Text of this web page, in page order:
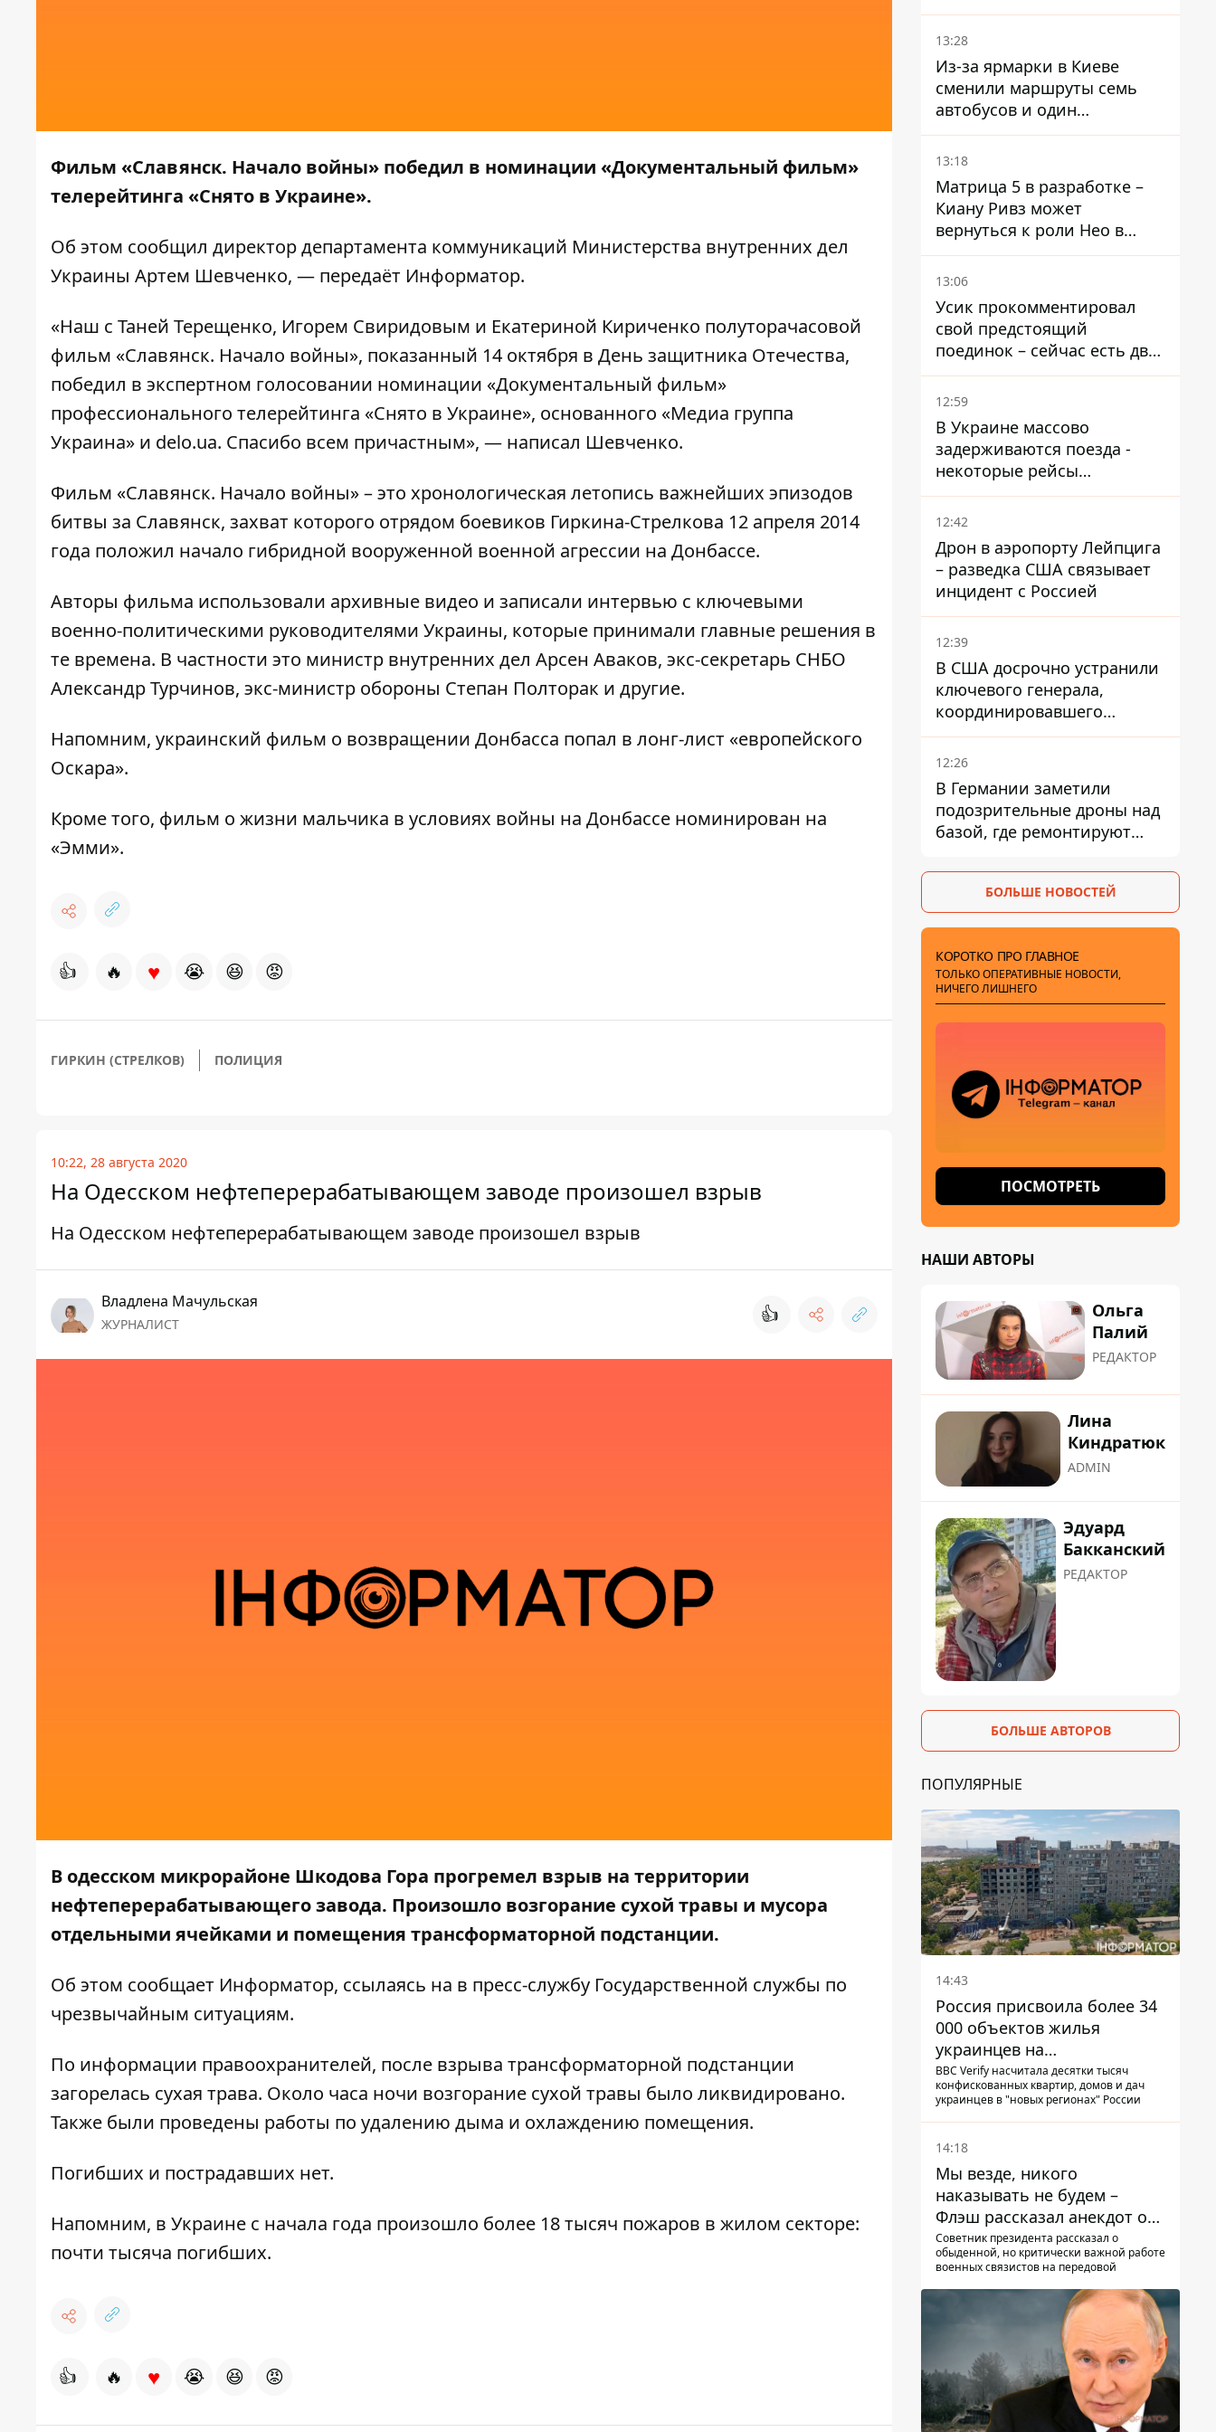
Фильм «Славянск. Начало войны» победил в номинации «Документальный фильм»
телерейтинга «Снято в Украине».
Об этом сообщил директор департамента коммуникаций Министерства внутренних дел
Украины Артем Шевченко, — передаёт Информатор.
«Наш с Таней Терещенко, Игорем Свиридовым и Екатериной Кириченко полуторачасовой
фильм «Славянск. Начало войны», показанный 14 октября в День защитника Отечества,
победил в экспертном голосовании номинации «Документальный фильм»
профессионального телерейтинга «Снято в Украине», основанного «Медиа группа
Украина» и delo.ua. Спасибо всем причастным», — написал Шевченко.
Фильм «Славянск. Начало войны» – это хронологическая летопись важнейших эпизодов
битвы за Славянск, захват которого отрядом боевиков Гиркина-Стрелкова 12 апреля 2014
года положил начало гибридной вооруженной военной агрессии на Донбассе.
Авторы фильма использовали архивные видео и записали интервью с ключевыми
военно-политическими руководителями Украины, которые принимали главные решения в
те времена. В частности это министр внутренних дел Арсен Аваков, экс-секретарь СНБО
Александр Турчинов, экс-министр обороны Степан Полторак и другие.
Напомним, украинский фильм о возвращении Донбасса попал в лонг-лист «европейского
Оскара».
Кроме того, фильм о жизни мальчика в условиях войны на Донбассе номинирован на
«Эмми».
👍 🔥 ♥ 😭 😆 😡
ГИРКИН (СТРЕЛКОВ) ПОЛИЦИЯ
10:22, 28 августа 2020
На Одесском нефтеперерабатывающем заводе произошел взрыв
На Одесском нефтеперерабатывающем заводе произошел взрыв
Владлена Мачульская
ЖУРНАЛИСТ 👍
В одесском микрорайоне Шкодова Гора прогремел взрыв на территории
нефтеперерабатывающего завода. Произошло возгорание сухой травы и мусора
отдельными ячейками и помещения трансформаторной подстанции.
Об этом сообщает Информатор, ссылаясь на в пресс-службу Государственной службы по
чрезвычайным ситуациям.
По информации правоохранителей, после взрыва трансформаторной подстанции
загорелась сухая трава. Около часа ночи возгорание сухой травы было ликвидировано.
Также были проведены работы по удалению дыма и охлаждению помещения.
Погибших и пострадавших нет.
Напомним, в Украине с начала года произошло более 18 тысяч пожаров в жилом секторе:
почти тысяча погибших.
👍 🔥 ♥ 😭 😆 😡
депортации украинских
мужчин - абсурд и популизм
13:28
Из-за ярмарки в Киеве
сменили маршруты семь
автобусов и один
троллейбус
13:18
Матрица 5 в разработке –
Киану Ривз может
вернуться к роли Нео в
пятой части
13:06
Усик прокомментировал
свой предстоящий
поединок – сейчас есть два
варианта
12:59
В Украине массово
задерживаются поезда -
некоторые рейсы
опаздывают более чем на
12 часов
12:42
Дрон в аэропорту Лейпцига
– разведка США связывает
инцидент с Россией
12:39
В США досрочно устранили
ключевого генерала,
координировавшего
поддержку Украины -
причину умалчивают
12:26
В Германии заметили
подозрительные дроны над
базой, где ремонтируют
БОЛЬШЕ НОВОСТЕЙ
КОРОТКО ПРО ГЛАВНОЕ
ТОЛЬКО ОПЕРАТИВНЫЕ НОВОСТИ,
НИЧЕГО ЛИШНЕГО
ПОСМОТРЕТЬ
НАШИ АВТОРЫ
Ольга
Палий
РЕДАКТОР
Лина
Киндратюк
ADMIN
Эдуард
Бакканский
РЕДАКТОР
БОЛЬШЕ АВТОРОВ
ПОПУЛЯРНЫЕ
14:43
Россия присвоила более 34
000 объектов жилья
украинцев на
оккупированных
территориях -
BBC Verify насчитала десятки тысяч
конфискованных квартир, домов и дач
украинцев в "новых регионах" России
14:18
Мы везде, никого
наказывать не будем –
Флэш рассказал анекдот о
незаменимой работе
связистов на фронте
Советник президента рассказал о
обыденной, но критически важной работе
военных связистов на передовой